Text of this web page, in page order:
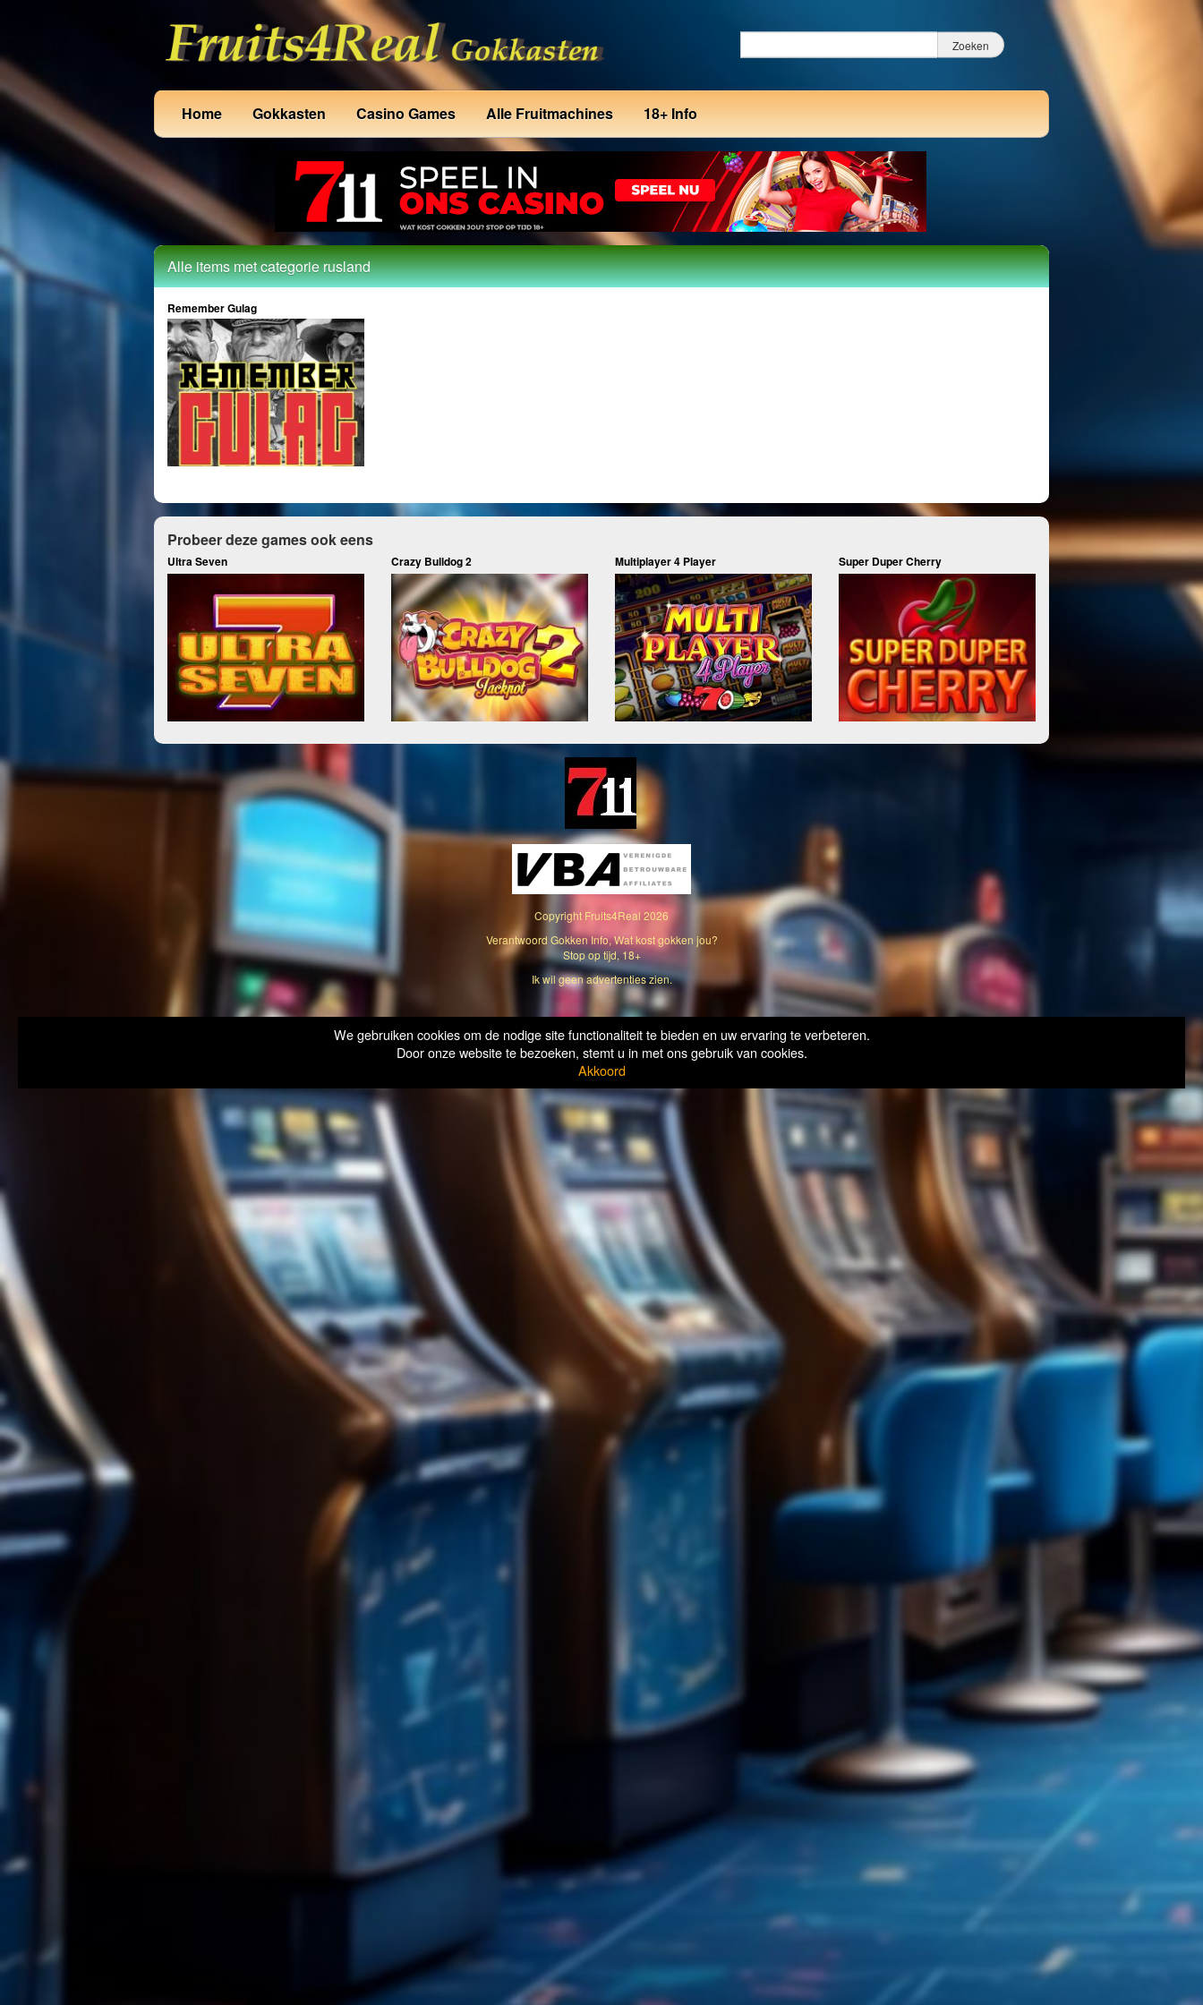
We gebruiken cookies om de nodige site functionaliteit te bieden en uw ervaring te verbeteren.
Door onze website te bezoeken, stemt u in met ons gebruik van cookies.
Akkoord
Home Gokkasten Casino Games Alle Fruitmachines 18+ Info
Alle items met categorie rusland
Remember Gulag
Probeer deze games ook eens
Ultra Seven Crazy Bulldog 2 Multiplayer 4 Player Super Duper Cherry
Copyright Fruits4Real 2026
Verantwoord Gokken Info, Wat kost gokken jou?
Stop op tijd, 18+
Ik wil geen advertenties zien.